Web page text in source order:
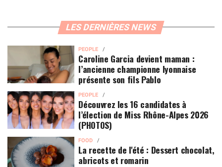
LES DERNIÈRES NEWS
PEOPLE
Caroline Garcia devient maman :
l’ancienne championne lyonnaise
présente son fils Pablo
PEOPLE
Découvrez les 16 candidates à
l’élection de Miss Rhône-Alpes 2026
(PHOTOS)
FOOD
La recette de l'été : Dessert chocolat,
abricots et romarin